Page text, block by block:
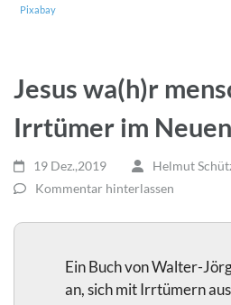
Pixabay
Jesus wa(h)r
Irrtümer im
19 Dez.,2019
Helmut
Kommentar hinterlassen
Ein Buch von Walter-
an, sich mit Irrtümern